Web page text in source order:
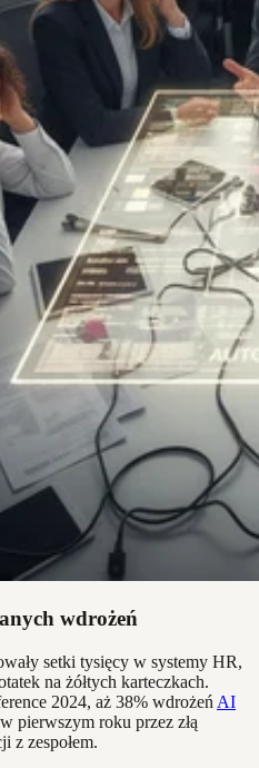
wdrożeń
setki tysięcy w systemy HR,
na żółtych karteczkach.
2024, aż 38% wdrożeń AI
pierwszym roku przez złą
z zespołem.